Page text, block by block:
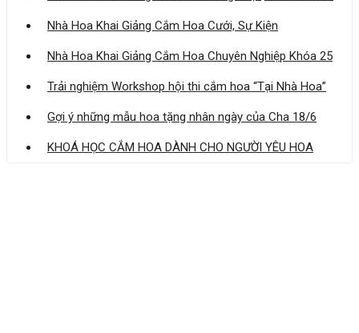
Nhà Hoa Khai Giảng Cắm Hoa Cưới, Sự Kiện
Nhà Hoa Khai Giảng Cắm Hoa Chuyên Nghiệp Khóa 25
Trải nghiệm Workshop hội thi cắm hoa “Tại Nhà Hoa”
Gợi ý những mẫu hoa tặng nhân ngày của Cha 18/6
KHOÁ HỌC CẮM HOA DÀNH CHO NGƯỜI YÊU HOA